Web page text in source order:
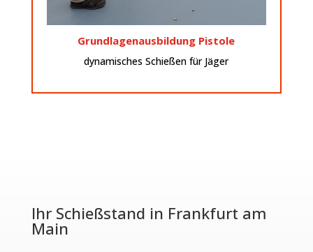
Grundlagenausbildung Pistole
dynamisches Schießen für Jäger
Ihr Schießstand in Frankfurt am
Main